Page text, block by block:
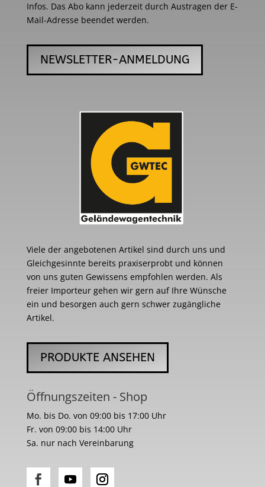
Infos. Das Abo kann jederzeit durch Austragen der E-
Mail-Adresse beendet werden.
NEWSLETTER-ANMELDUNG
Viele der angebotenen Artikel sind durch uns und
Gleichgesinnte bereits praxiserprobt und können
von uns guten Gewissens empfohlen werden. Als
freier Importeur gehen wir gern auf Ihre Wünsche
ein und besorgen auch gern schwer zugängliche
Artikel.
PRODUKTE ANSEHEN
Öffnungszeiten - Shop
Mo. bis Do. von 09:00 bis 17:00 Uhr
Fr. von 09:00 bis 14:00 Uhr
Sa. nur nach Vereinbarung